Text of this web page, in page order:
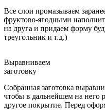
Все слои промазываем
фруктово-ягодными
на друга и придаем форму
треугольник и т.д.)
Выравниваем
заготовку
Собранная заготовка
чтобы в дальнейшем на него
другое покрытие. Перед